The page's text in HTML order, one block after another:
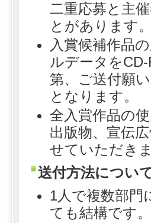
二重応募と主
とがあります。
入賞候補作品
ルデータを
第、ご送付願
となります。
全入賞作品の
出版物、宣伝
せていただきま
送付方法につい
1人で複数部門
ても結構です。